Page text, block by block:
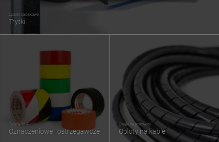
Opaski zaciskowe
Trytki
Taśmy BHP
Oznaczeniowe i ostrzegawcze
Owijki na przewody
Oploty na kable